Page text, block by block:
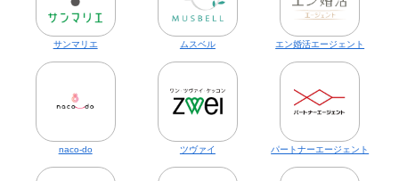
サンマリエ ムスベル エン婚活エージェント
naco-do ツヴァイ パートナーエージェント